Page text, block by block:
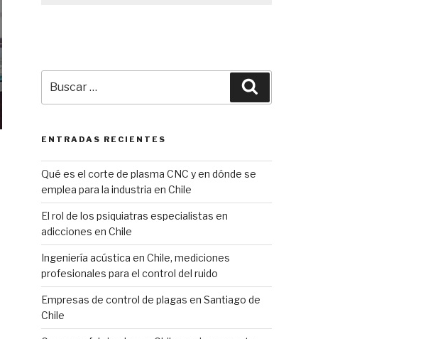
por:
ENTRADAS RECIENTES
Qué es el corte de plasma CNC y en dónde se
emplea para la industria en Chile
El rol de los psiquiatras especialistas en
adicciones en Chile
Ingeniería acústica en Chile, mediciones
profesionales para el control del ruido
Empresas de control de plagas en Santiago de
Chile